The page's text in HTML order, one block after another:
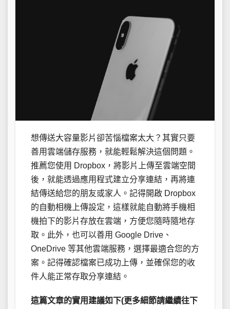
想傳送大容量影片卻苦惱檔案太大？其實只要
善用雲端儲存服務，就能輕鬆解決這個問題。
推薦您使用 Dropbox，將影片上傳至雲端空間
後，就能透過應用程式建立分享連結，再將連
結傳送給您的朋友或家人。記得開啟 Dropbox
的自動相機上傳設定，這樣就能自動將手機相
機拍下的影片存放在雲端，方便您隨時隨地存
取。此外，也可以善用 Google Drive、
OneDrive 等其他雲端服務，選擇最適合您的方
案。記得確認檔案已成功上傳，並確保您的收
件人能正常存取分享連結。
這篇文章的實用建議如下(更多細節請繼續往下